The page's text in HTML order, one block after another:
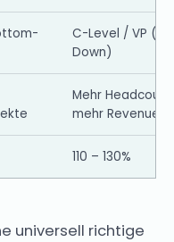
C-Level / VP
Down)
Mehr
mehr Revenue
110 – 130%
universell richtige